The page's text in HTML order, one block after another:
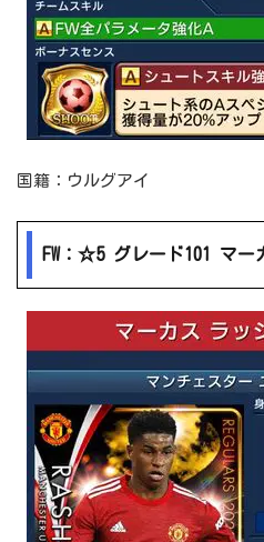
国籍：ウルグアイ
FW：☆5 グレード101 マー